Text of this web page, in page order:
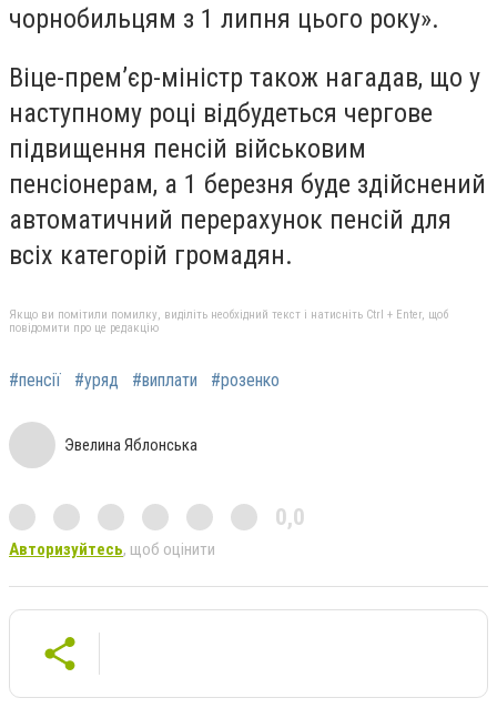
чорнобильцям з 1 липня цього року».
Віце-прем’єр-міністр також нагадав, що у
наступному році відбудеться чергове
підвищення пенсій військовим
пенсіонерам, а 1 березня буде здійснений
автоматичний перерахунок пенсій для
всіх категорій громадян.
Якщо ви помітили помилку, виділіть необхідний текст і натисніть Ctrl + Enter, щоб
повідомити про це редакцію
#пенсії #уряд #виплати #розенко
Эвелина Яблонська
0,0
Авторизуйтесь, щоб оцінити